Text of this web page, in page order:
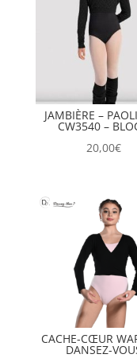
JAMBIÈRE –
CW3540 –
20,00€
CACHE-CŒUR
DANSEZ-